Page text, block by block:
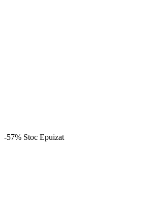
-57% Stoc Epuizat